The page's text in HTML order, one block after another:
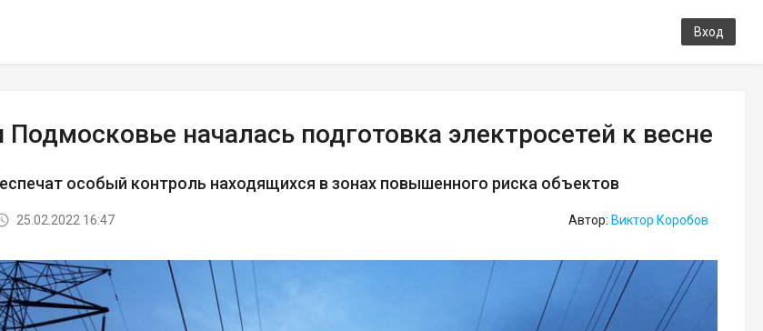
Вход
началась подготовка электросетей к весне
особый контроль находящихся в зонах повышенного риска объектов
25.02.2022 16:47 Автор: Виктор Коробов